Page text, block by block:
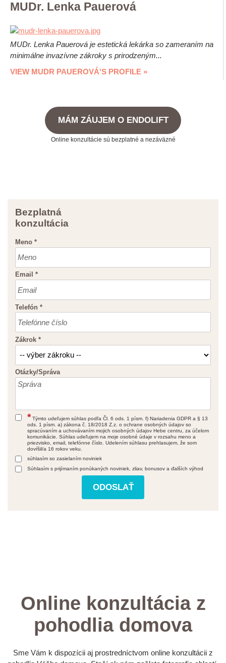
MUDr. Lenka Pauerová
MUDr. Lenka Pauerová je estetická lekárka so zameraním na
minimálne invazívne zákroky s prirodzeným...
VIEW MUDR PAUEROVÁ'S PROFILE »
MÁM ZÁUJEM O ENDOLIFT
Online konzultácie sú bezplatné a nezáväzné
Bezplatná
konzultácia
Meno *
Email *
Telefón *
Zákrok *
Otázky/Správa
* Týmto udeľujem súhlas podľa Čl. 6 ods. 1 písm. f) Nariadenia GDPR a § 13
ods. 1 písm. a) zákona č. 18/2018 Z.z. o ochrane osobných údajov so
spracúvaním a uchovávaním mojich osobných údajov Hebe centru, za účelom
komunikácie. Súhlas udeľujem na moje osobné údaje v rozsahu meno a
priezvisko, email, telefónne číslo. Udelením súhlasu prehlasujem, že som
dovŕšil/a 16 rokov veku.
súhlasím so zasielaním noviniek
Súhlasím s prijímaním ponúkaných noviniek, zliav, bonusov a ďalších výhod
Online konzultácia z
pohodlia domova
Sme Vám k dispozícii aj prostredníctvom online konzultácii z